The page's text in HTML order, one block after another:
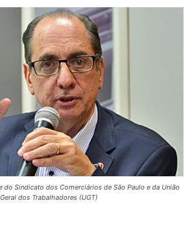
do Sindicato dos Comerciários de São Paulo e da União
Geral dos Trabalhadores (UGT)